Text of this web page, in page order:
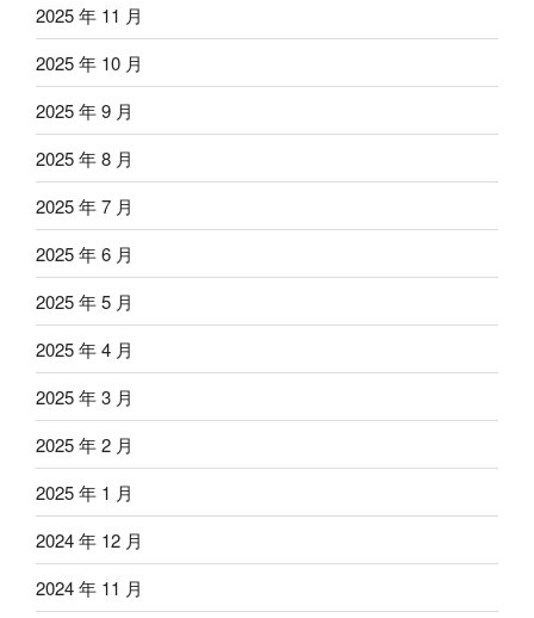
2025 年 11 月
2025 年 10 月
2025 年 9 月
2025 年 8 月
2025 年 7 月
2025 年 6 月
2025 年 5 月
2025 年 4 月
2025 年 3 月
2025 年 2 月
2025 年 1 月
2024 年 12 月
2024 年 11 月